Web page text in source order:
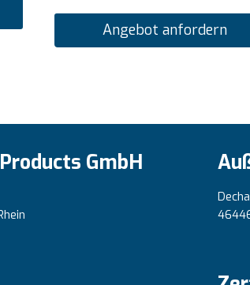
Angebot anfordern
GmbH